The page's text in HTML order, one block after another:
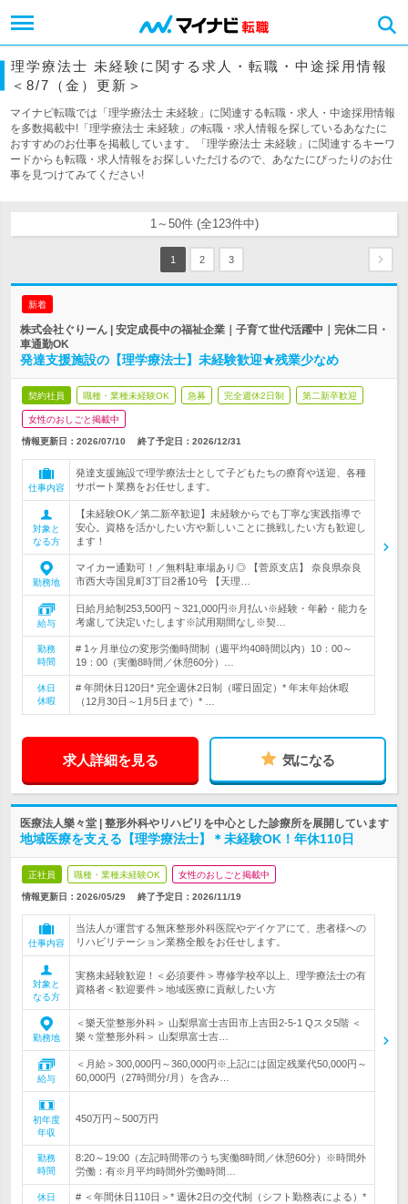
理学療法士 未経験に関する求人・転職・中途採用情報
＜8/7（金）更新＞
マイナビ転職では「理学療法士 未経験」に関連する転職・求人・中途採用情報
を多数掲載中!「理学療法士 未経験」の転職・求人情報を探しているあなたに
おすすめのお仕事を掲載しています。「理学療法士 未経験」に関連するキーワ
ードからも転職・求人情報をお探しいただけるので、あなたにぴったりのお仕
事を見つけてみてください!
1～50件 (全123件中)
1 2 3
新着
株式会社ぐりーん | 安定成長中の福祉企業｜子育て世代活躍中｜完休二日・
車通勤OK
発達支援施設の【理学療法士】未経験歓迎★残業少なめ
契約社員 職種・業種未経験OK 急募 完全週休2日制 第二新卒歓迎
女性のおしごと掲載中
情報更新日：2026/07/10 終了予定日： 2026/12/31
仕事内容
発達支援施設で理学療法士として子どもたちの療育や送迎、各種
サポート業務をお任せします。
対象と
なる方
【未経験OK／第二新卒歓迎】未経験からでも丁寧な実践指導で
安心。資格を活かしたい方や新しいことに挑戦したい方も歓迎し
ます！
勤務地
マイカー通勤可！／無料駐車場あり◎ 【菅原支店】 奈良県奈良
市西大寺国見町3丁目2番10号 【天理…
給与
日給月給制253,500円 ~ 321,000円※月払い※経験・年齢・能力を
考慮して決定いたします※試用期間なし※契…
勤務
時間
# 1ヶ月単位の変形労働時間制（週平均40時間以内）10：00～
19：00（実働8時間／休憩60分）…
休日
休暇
# 年間休日120日* 完全週休2日制（曜日固定）* 年末年始休暇
（12月30日～1月5日まで）* …
求人詳細を見る 気になる
医療法人樂々堂 | 整形外科やリハビリを中心とした診療所を展開しています
地域医療を支える【理学療法士】＊未経験OK！年休110日
正社員 職種・業種未経験OK 女性のおしごと掲載中
情報更新日：2026/05/29 終了予定日： 2026/11/19
仕事内容
当法人が運営する無床整形外科医院やデイケアにて、患者様への
リハビリテーション業務全般をお任せします。
対象と
なる方
実務未経験歓迎！＜必須要件＞専修学校卒以上、理学療法士の有
資格者＜歓迎要件＞地域医療に貢献したい方
勤務地
＜樂天堂整形外科＞ 山梨県富士吉田市上吉田2-5-1 Qスタ5階 ＜
樂々堂整形外科＞ 山梨県富士吉…
給与
＜月給＞300,000円～360,000円※上記には固定残業代50,000円～
60,000円（27時間分/月）を含み…
初年度
年収
450万円～500万円
勤務
時間
8:20～19:00（左記時間帯のうち実働8時間／休憩60分）※時間外
労働：有※月平均時間外労働時間…
休日
# ＜年間休日110日＞* 週休2日の交代制（シフト勤務表による）*